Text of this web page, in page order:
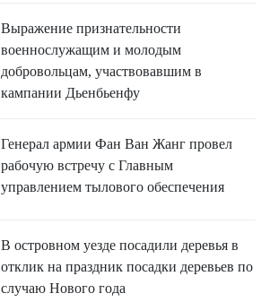
Выражение признательности
военнослужащим и молодым
добровольцам, участвовавшим в
кампании Дьенбьенфу
Генерал армии Фан Ван Жанг провел
рабочую встречу с Главным
управлением тылового обеспечения
В островном уезде посадили деревья в
отклик на праздник посадки деревьев по
случаю Нового года